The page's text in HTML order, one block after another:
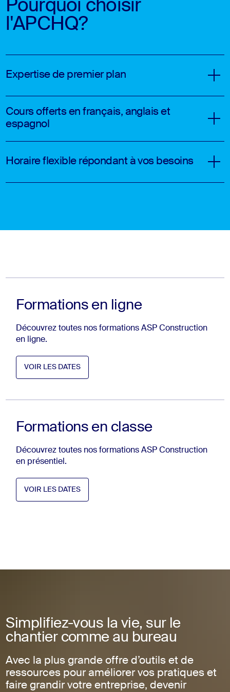
Pourquoi choisir
l'APCHQ?
Expertise de premier plan
Cours offerts en français, anglais et
espagnol
Horaire flexible répondant à vos besoins
Formations en ligne
Découvrez toutes nos formations ASP Construction
en ligne.
VOIR LES DATES
Formations en classe
Découvrez toutes nos formations ASP Construction
en présentiel.
VOIR LES DATES
Simplifiez-vous la vie, sur le
chantier comme au bureau
Avec la plus grande offre d’outils et de
ressources pour améliorer vos pratiques et
faire grandir votre entreprise, devenir